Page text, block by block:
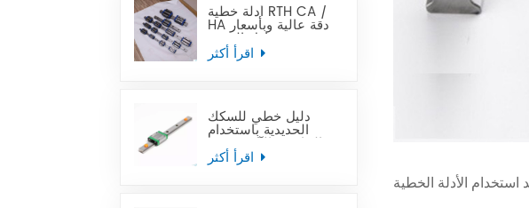
أدلة خطية RTH CA /
HA دقة عالية وبأسعار
في متناول الجميع
دليل خطي للسكك
الحديدية باستخدام
الحاسب الآلي مصغر
MTN-C / -H OEM
ODM